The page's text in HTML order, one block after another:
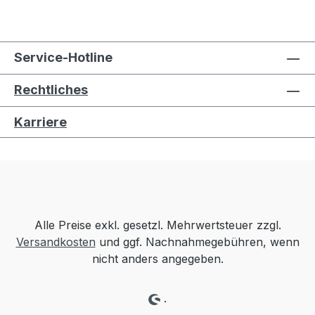
Service-Hotline
Rechtliches
Karriere
Alle Preise exkl. gesetzl. Mehrwertsteuer zzgl.
Versandkosten und ggf. Nachnahmegebühren, wenn
nicht anders angegeben.
.